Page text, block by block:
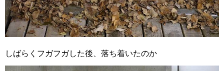
しばらくフガフガした後、落ち着いたのか